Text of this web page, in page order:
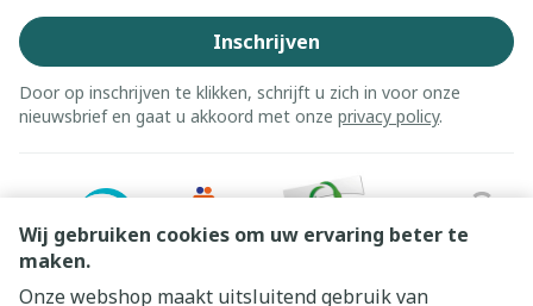
Wij gebruiken cookies om uw ervaring beter te
maken.
Onze webshop maakt uitsluitend gebruik van
Inschrijven
Door op inschrijven te klikken, schrijft u zich in voor onze
nieuwsbrief en gaat u akkoord met onze privacy policy.